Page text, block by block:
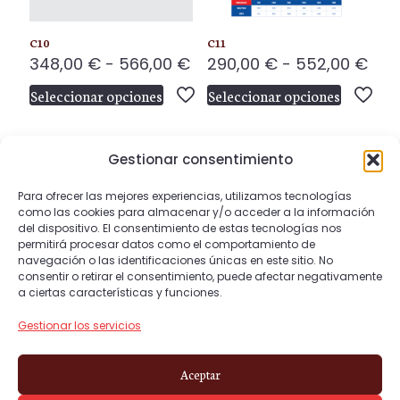
Gestionar consentimiento
Para ofrecer las mejores experiencias, utilizamos tecnologías
como las cookies para almacenar y/o acceder a la información
del dispositivo. El consentimiento de estas tecnologías nos
permitirá procesar datos como el comportamiento de
navegación o las identificaciones únicas en este sitio. No
consentir o retirar el consentimiento, puede afectar negativamente
a ciertas características y funciones.
Gestionar los servicios
Aceptar
la
página
de
producto
página
de
producto
C10
348,00 € - 566,00 €Rango
de
precios:
348,00 €
hasta
566,00 €
Seleccionar opciones
Este
variantes.
Las
opciones
se
pueden
elegir
en
C11
290,00 € - 552,00 €
de
Seleccionar opciones
Este
múltiples
variantes.
Las
opciones
se
pueden
elegir
de
1 2
© 2026 sofasycamasnyco.com. Todos los
derechos reservados.
Web diseñada porAragon Marketing